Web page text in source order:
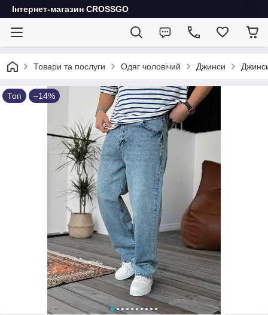
Інтернет-магазин CROSSGO
Товари та послуги Одяг чоловічий Джинси
Топ –14%